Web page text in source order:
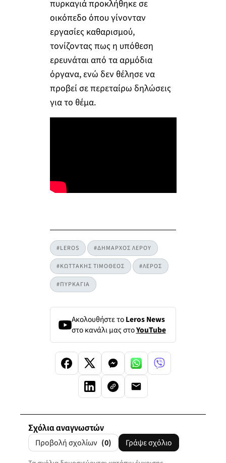
πυρκαγιά προκλήθηκε σε
οικόπεδο όπου γίνονταν
εργασίες καθαρισμού,
τονίζοντας πως η υπόθεση
ερευνάται από τα αρμόδια
όργανα, ενώ δεν θέλησε να
προβεί σε περεταίρω δηλώσεις
για το θέμα.
#LEROS #ΔΗΜΑΡΧΟΣ ΛΕΡΟΥ
#ΚΩΤΤΑΚΗΣ ΤΙΜΟΘΕΟΣ #ΛΕΡΟΣ
#ΠΥΡΚΑΓΙΑ
Ακολουθήστε τοLeros News
στο κανάλι μας στοYouTube
Σχόλια αναγνωστών
Προβολή σχολίων (0) Γράψε σχόλιο